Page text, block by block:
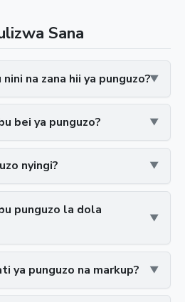
Sana
na zana hii ya punguzo?
bei ya punguzo?
nyingi?
punguzo la dola
ya punguzo na markup?